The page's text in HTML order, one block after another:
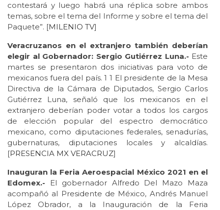
contestará y luego habrá una réplica sobre ambos
temas, sobre el tema del Informe y sobre el tema del
Paquete”. [MILENIO TV]
Veracruzanos en el extranjero también deberían
elegir al Gobernador: Sergio Gutiérrez Luna.- Este
martes se presentaron dos iniciativas para voto de
mexicanos fuera del país. 1 1 El presidente de la Mesa
Directiva de la Cámara de Diputados, Sergio Carlos
Gutiérrez Luna, señaló que los mexicanos en el
extranjero deberían poder votar a todos los cargos
de elección popular del espectro democrático
mexicano, como diputaciones federales, senadurías,
gubernaturas, diputaciones locales y alcaldías.
[PRESENCIA MX VERACRUZ]
Inauguran la Feria Aeroespacial México 2021 en el
Edomex.- El gobernador Alfredo Del Mazo Maza
acompañó al Presidente de México, Andrés Manuel
López Obrador, a la Inauguración de la Feria